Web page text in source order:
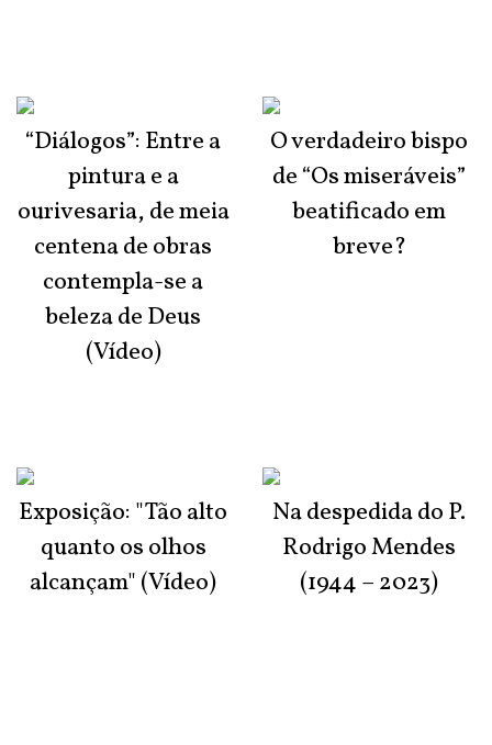
“Diálogos”: Entre a
pintura e a
ourivesaria, de meia
centena de obras
contempla-se a
beleza de Deus
(Vídeo)
Exposição: "Tão alto
quanto os olhos
alcançam" (Vídeo)
O verdadeiro bispo
de “Os miseráveis”
beatificado em
breve?
Na despedida do P.
Rodrigo Mendes
(1944 – 2023)